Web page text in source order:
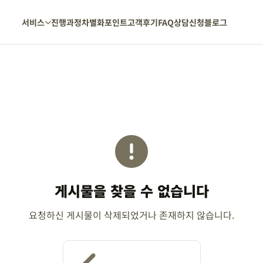
서비스 진행과정차별화포인트고객후기FAQ상담신청블로그
게시물을 찾을 수 없습니다
요청하신 게시물이 삭제되었거나 존재하지 않습니다.